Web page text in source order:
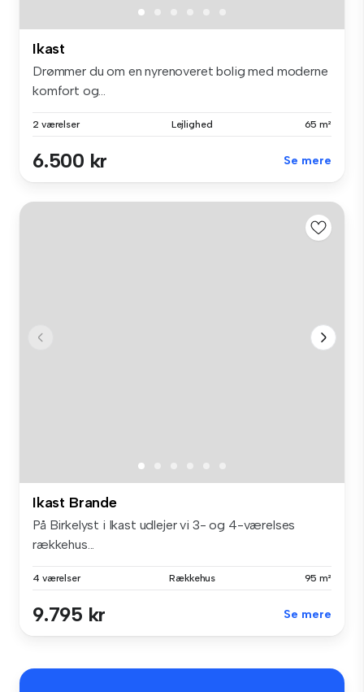
Ikast
Drømmer du om en nyrenoveret bolig med moderne
komfort og...
2 værelser Lejlighed 65 m²
6.500 kr Se mere
Ikast Brande
På Birkelyst i Ikast udlejer vi 3- og 4-værelses
rækkehus...
4 værelser Rækkehus 95 m²
9.795 kr Se mere